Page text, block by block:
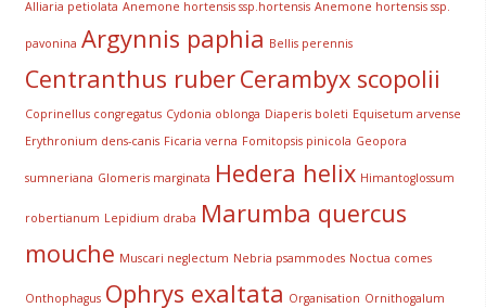
Alliaria petiolata Anemone hortensis ssp.hortensis Anemone hortensis ssp.
pavonina Argynnis paphia Bellis perennis
Centranthus ruberCerambyx scopolii
Coprinellus congregatus Cydonia oblonga Diaperis boleti Equisetum arvense
Erythronium dens-canis Ficaria verna Fomitopsis pinicola Geopora
sumneriana Glomeris marginata Hedera helix Himantoglossum
robertianum Lepidium draba Marumba quercus
mouche Muscari neglectum Nebria psammodes Noctua comes
Onthophagus Ophrys exaltata Organisation Ornithogalum